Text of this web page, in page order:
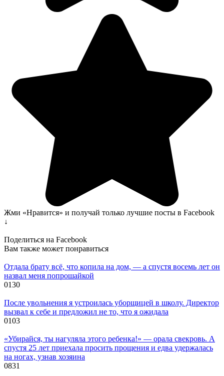
Жми «Нравится» и получай только лучшие посты в Facebook
↓
Поделиться на Facebook
Вам также может понравиться
Отдала брату всё, что копила на дом, — а спустя восемь лет он
назвал меня попрошайкой
0130
После увольнения я устроилась уборщицей в школу. Директор
вызвал к себе и предложил не то, что я ожидала
0103
«Убирайся, ты нагуляла этого ребенка!» — орала свекровь. А
спустя 25 лет приехала просить прощения и едва удержалась
на ногах, узнав хозяина
0831